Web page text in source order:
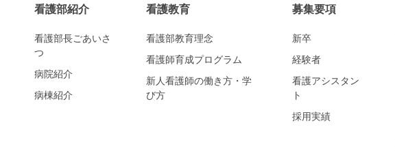
看護部紹介
看護部長ごあいさ
つ
病院紹介
病棟紹介
看護教育
看護部教育理念
看護師育成プログラム
新人看護師の働き方・学
び方
募集要項
新卒
経験者
看護アシスタン
ト
採用実績